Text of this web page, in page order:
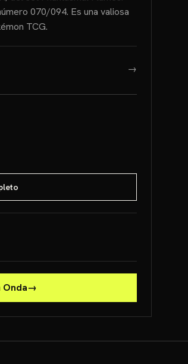
070/094. Es una valiosa
TCG.
→
Onda→